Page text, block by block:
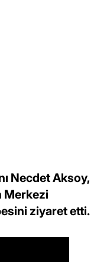
Necdet Aksoy,
Merkezi
ziyaret etti.